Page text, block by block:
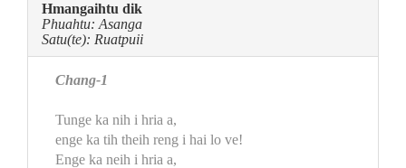
Hmangaihtu dik
Phuahtu: Asanga
Satu(te): Ruatpuii
Chang-1
Tunge ka nih i hria a,
enge ka tih theih reng i hai lo ve!
Enge ka neih i hria a,